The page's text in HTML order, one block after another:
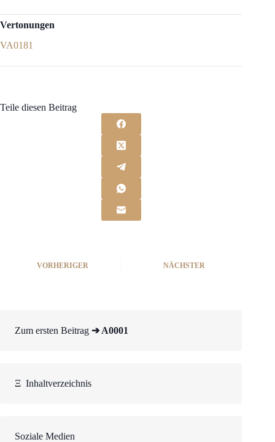
Vertonungen
VA0181
Teile diesen Beitrag
VORHERIGER NÄCHSTER
Zum ersten Beitrag ➔ A0001
Ξ Inhaltverzeichnis
Soziale Medien